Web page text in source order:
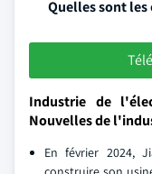
Quelles sont les
Industrie de
Nouvelles de
En février 2024,